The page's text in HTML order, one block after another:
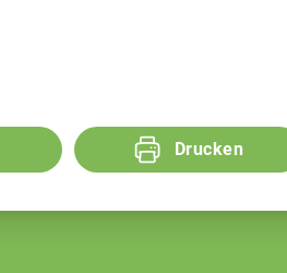
Drucken